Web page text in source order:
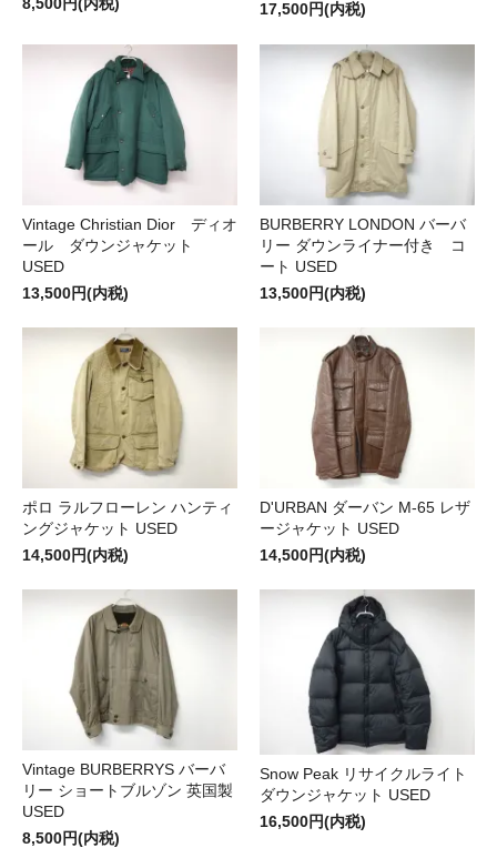
17,500円(内税)
Vintage Christian Dior ディオ
ール ダウンジャケット
USED
13,500円(内税)
BURBERRY LONDON バーバ
リー ダウンライナー付き コ
ート USED
13,500円(内税)
ポロ ラルフローレン ハンティ
ングジャケット USED
14,500円(内税)
D'URBAN ダーバン M-65 レザ
ージャケット USED
14,500円(内税)
Vintage BURBERRYS バーバ
リー ショートブルゾン 英国製
USED
8,500円(内税)
Snow Peak リサイクルライト
ダウンジャケット USED
16,500円(内税)